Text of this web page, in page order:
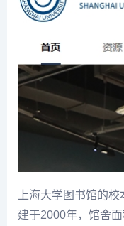
上海大学图书馆的
建于2000年，馆舍